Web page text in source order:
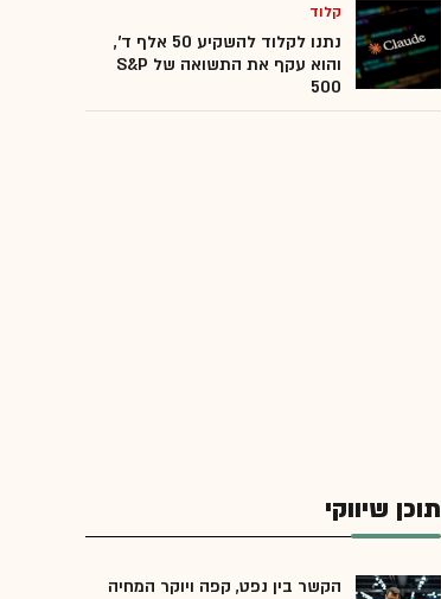
קלוד
נתנו לקלוד להשקיע 50 אלף ד',
והוא עקף את התשואה של S&P
500
תוכן שיווקי
הקשר בין נפט, קפה ויוקר המחיה